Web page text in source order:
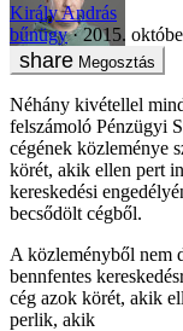
Király András
bűnügy
2015.
Megosztás
Néhány kivétellel
felszámoló Pénzügyi
cégének közleménye
körét, akik ellen pert
kereskedési
becsődölt cégből.
A közleményből nem
bennfentes
cég azok körét, akik
perlik, akik